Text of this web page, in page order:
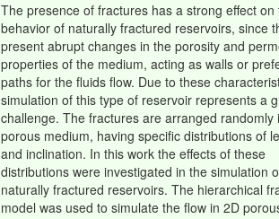
The presence of fractures has a strong effect on
behavior of naturally fractured reservoirs, since
present abrupt changes in the porosity and
properties of the medium, acting as walls or
paths for the fluids flow. Due to these
simulation of this type of reservoir represents a
challenge. The fractures are arranged randomly
porous medium, having specific distributions of
and inclination. In this work the effects of these
distributions were investigated in the simulation
naturally fractured reservoirs. The hierarchical
model was used to simulate the flow in 2D